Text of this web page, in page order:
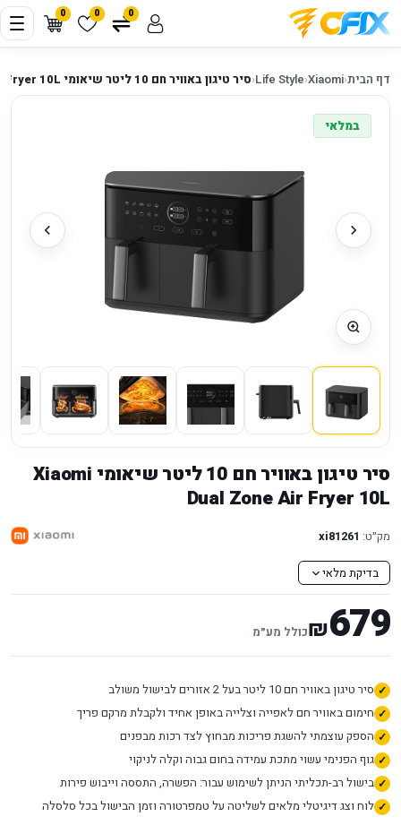
0 0 0
דף הבית‹
Xiaomi
‹
Life Style
‹סיר טיגון באוויר חם 10 ליטר שיאומי Xiaomi Dual Zone Air Fryer 10L
במלאי
סיר טיגון באוויר חם 10 ליטר שיאומי Xiaomi
Dual Zone Air Fryer 10L
מק״ט: xi81261
בדיקת מלאי
679
₪כולל מע״מ
סיר טיגון באוויר חם 10 ליטר בעל 2 אזורים לבישול משולב
חימום באוויר חם לאפייה וצלייה באופן אחיד ולקבלת מרקם פריך
הספק עוצמתי להשגת פריכות מבחוץ לצד רכות מבפנים
גוף הפנימי עשוי מתכת עמידה בחום גבוה וקלה לניקוי
בישול רב-תכליתי הניתן לשימוש עבור: הפשרה, התססה וייבוש פירות
לוח וצג דיגיטלי מלאים לשליטה על טמפרטורה וזמן הבישול בכל סלסלה